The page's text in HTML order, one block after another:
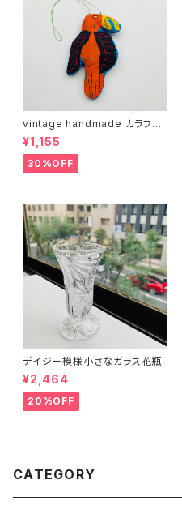
vintage handmade カラフル
バード 04
¥1,155
30%OFF
デイジー模様小さなガラス花瓶
¥2,464
20%OFF
CATEGORY